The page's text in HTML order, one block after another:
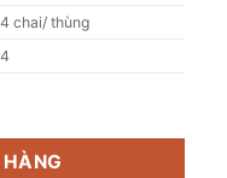
chai/ thùng
100ml) số lượng